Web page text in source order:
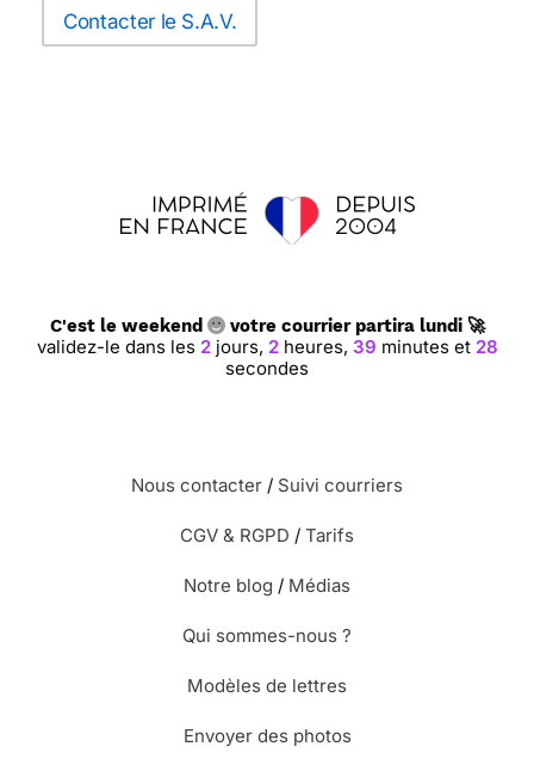
Contacter le S.A.V.
C'est le weekend votre courrier partira lundi 🚀
validez-le dans les 2 jours, 2 heures, 39 minutes et 27
secondes
Nous contacter / Suivi courriers
CGV & RGPD / Tarifs
Notre blog / Médias
Qui sommes-nous ?
Modèles de lettres
Envoyer des photos